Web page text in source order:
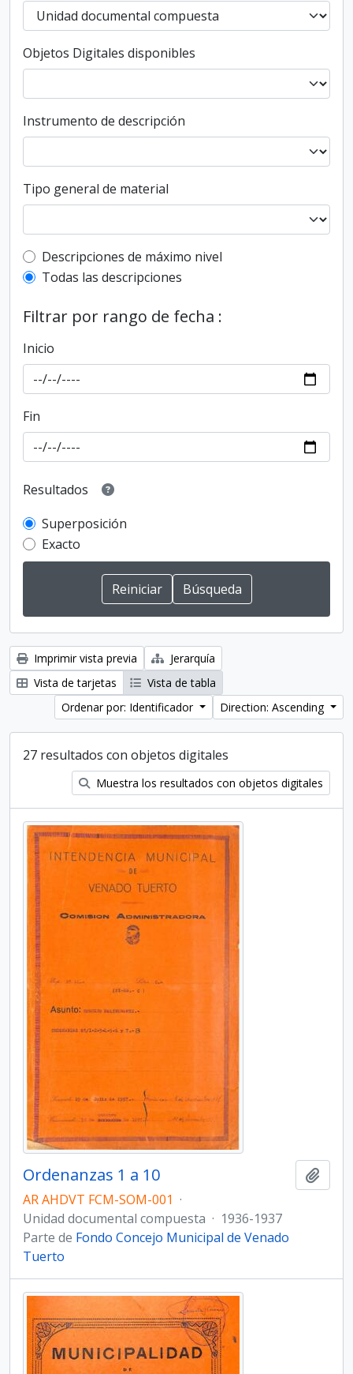
Objetos Digitales disponibles
Instrumento de descripción
Tipo general de material
Top-level description filter
Descripciones de máximo nivel
Todas las descripciones
Filtrar por rango de fecha :
Inicio
Fin
Resultados
Superposición
Exacto
Imprimir vista previa
Jerarquía
Vista de tarjetas
Vista de tabla
Ordenar por: Identificador
Direction: Ascending
27 resultados con objetos digitales
Muestra los resultados con objetos digitales
Ordenanzas 1 a 10
AR AHDVT FCM-SOM-001 ·
Unidad documental compuesta · 1936-1937
Parte de Fondo Concejo Municipal de Venado
Tuerto